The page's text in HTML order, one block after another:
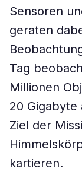
Sensoren
geraten
Tag
Millionen
20 Gigabyte
Ziel der
kartieren.